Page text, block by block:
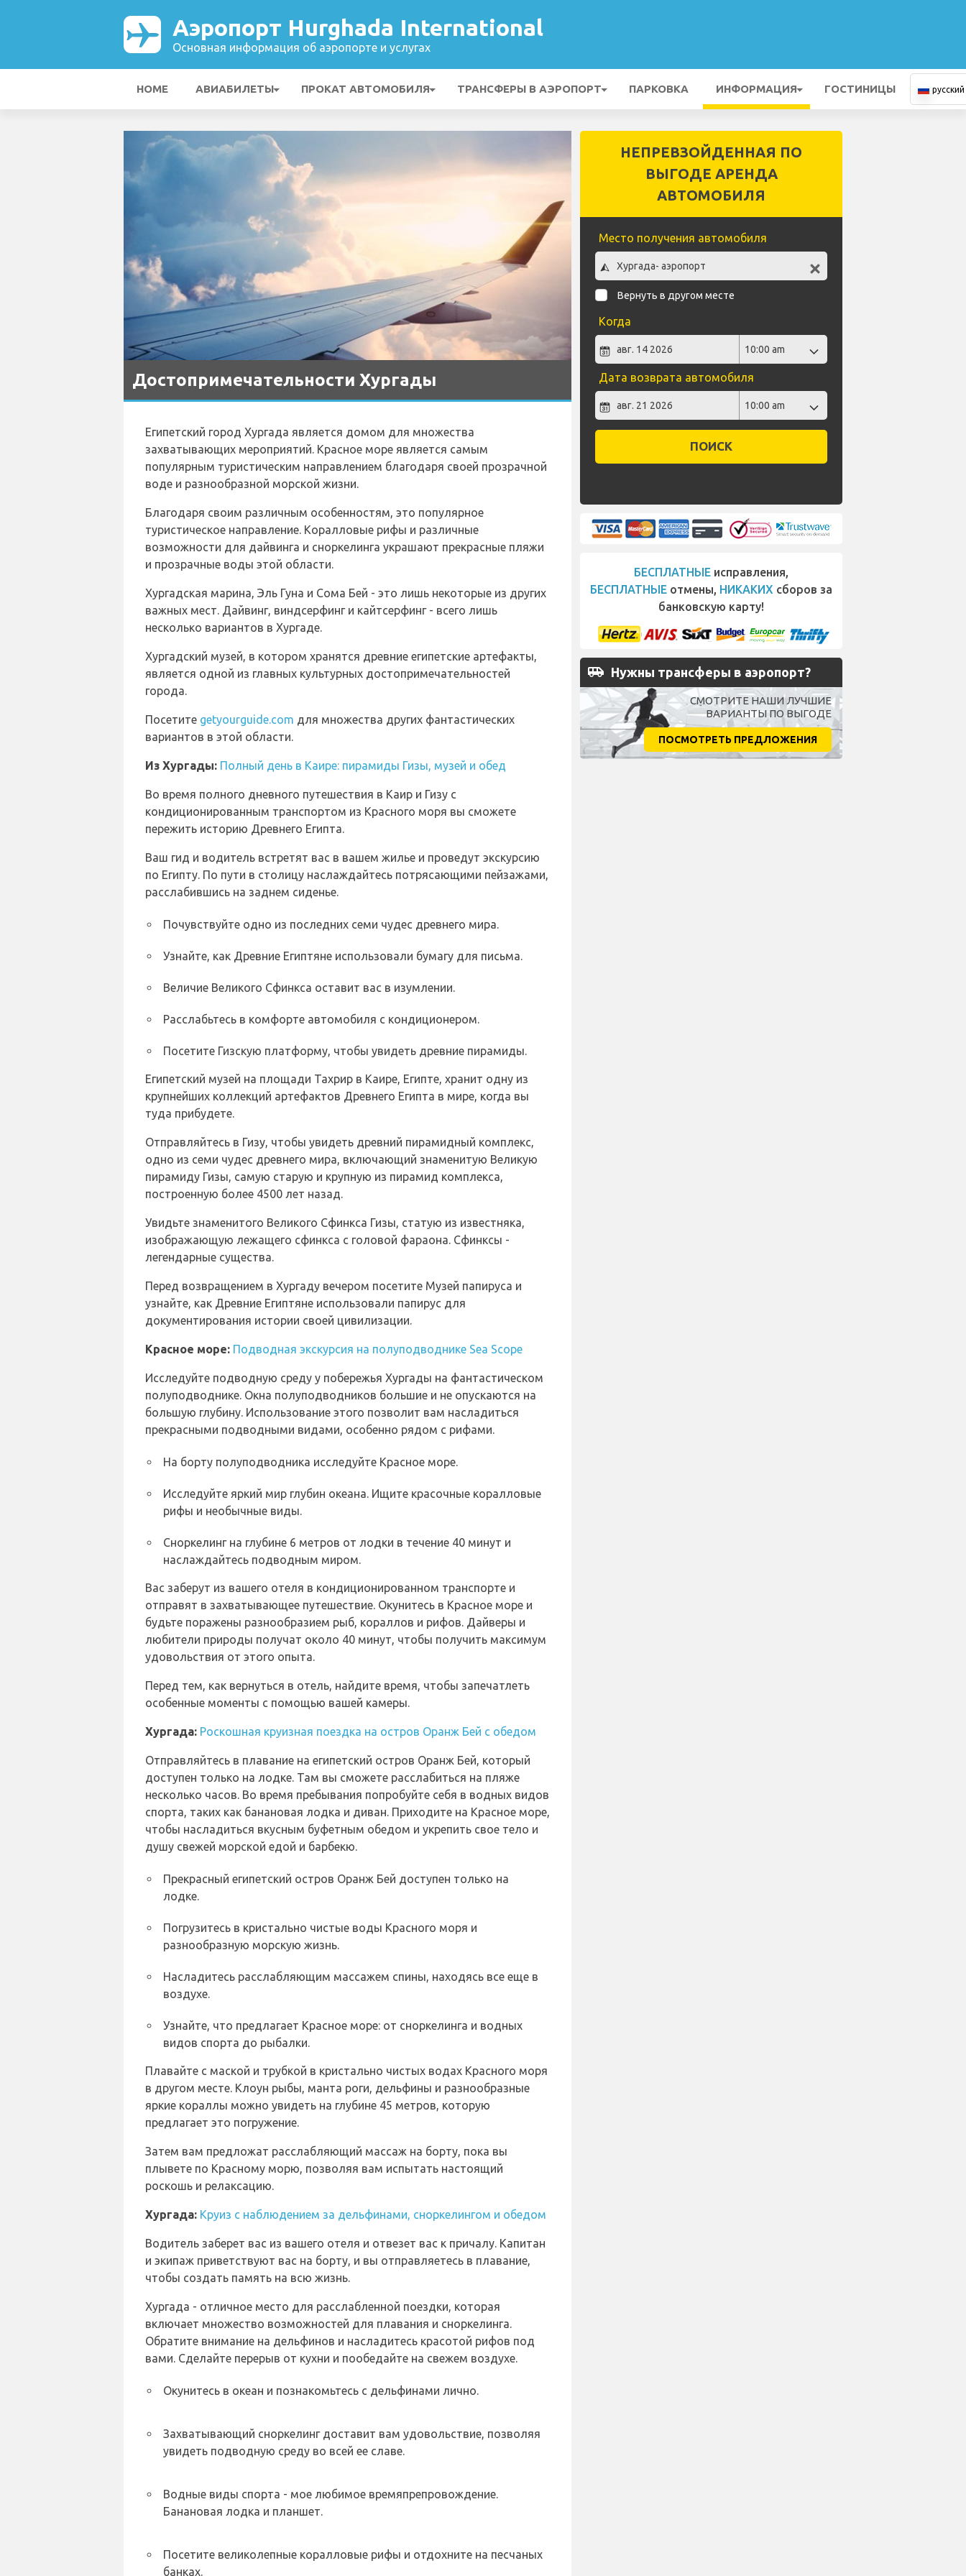
Аэропорт Hurghada International
Основная информация об аэропорте и услугах
HOME АВИАБИЛЕТЫ ПРОКАТ АВТОМОБИЛЯ ТРАНСФЕРЫ В АЭРОПОРТ ПАРКОВКА ИНФОРМАЦИЯ ГОСТИНИЦЫ русский
Достопримечательности Хургады
Египетский город Хургада является домом для множества
захватывающих мероприятий. Красное море является самым
популярным туристическим направлением благодаря своей прозрачной
воде и разнообразной морской жизни.
Благодаря своим различным особенностям, это популярное
туристическое направление. Коралловые рифы и различные
возможности для дайвинга и сноркелинга украшают прекрасные пляжи
и прозрачные воды этой области.
Хургадская марина, Эль Гуна и Сома Бей - это лишь некоторые из других
важных мест. Дайвинг, виндсерфинг и кайтсерфинг - всего лишь
несколько вариантов в Хургаде.
Хургадский музей, в котором хранятся древние египетские артефакты,
является одной из главных культурных достопримечательностей
города.
Посетите getyourguide.com для множества других фантастических
вариантов в этой области.
Из Хургады: Полный день в Каире: пирамиды Гизы, музей и обед
Во время полного дневного путешествия в Каир и Гизу с
кондиционированным транспортом из Красного моря вы сможете
пережить историю Древнего Египта.
Ваш гид и водитель встретят вас в вашем жилье и проведут экскурсию
по Египту. По пути в столицу наслаждайтесь потрясающими пейзажами,
расслабившись на заднем сиденье.
Почувствуйте одно из последних семи чудес древнего мира.
Узнайте, как Древние Египтяне использовали бумагу для письма.
Величие Великого Сфинкса оставит вас в изумлении.
Расслабьтесь в комфорте автомобиля с кондиционером.
Посетите Гизскую платформу, чтобы увидеть древние пирамиды.
Египетский музей на площади Тахрир в Каире, Египте, хранит одну из
крупнейших коллекций артефактов Древнего Египта в мире, когда вы
туда прибудете.
Отправляйтесь в Гизу, чтобы увидеть древний пирамидный комплекс,
одно из семи чудес древнего мира, включающий знаменитую Великую
пирамиду Гизы, самую старую и крупную из пирамид комплекса,
построенную более 4500 лет назад.
Увидьте знаменитого Великого Сфинкса Гизы, статую из известняка,
изображающую лежащего сфинкса с головой фараона. Сфинксы -
легендарные существа.
Перед возвращением в Хургаду вечером посетите Музей папируса и
узнайте, как Древние Египтяне использовали папирус для
документирования истории своей цивилизации.
Красное море: Подводная экскурсия на полуподводнике Sea Scope
Исследуйте подводную среду у побережья Хургады на фантастическом
полуподводнике. Окна полуподводников большие и не опускаются на
большую глубину. Использование этого позволит вам насладиться
прекрасными подводными видами, особенно рядом с рифами.
На борту полуподводника исследуйте Красное море.
Исследуйте яркий мир глубин океана. Ищите красочные коралловые
рифы и необычные виды.
Сноркелинг на глубине 6 метров от лодки в течение 40 минут и
наслаждайтесь подводным миром.
Вас заберут из вашего отеля в кондиционированном транспорте и
отправят в захватывающее путешествие. Окунитесь в Красное море и
будьте поражены разнообразием рыб, кораллов и рифов. Дайверы и
любители природы получат около 40 минут, чтобы получить максимум
удовольствия от этого опыта.
Перед тем, как вернуться в отель, найдите время, чтобы запечатлеть
особенные моменты с помощью вашей камеры.
Хургада: Роскошная круизная поездка на остров Оранж Бей с обедом
Отправляйтесь в плавание на египетский остров Оранж Бей, который
доступен только на лодке. Там вы сможете расслабиться на пляже
несколько часов. Во время пребывания попробуйте себя в водных видов
спорта, таких как банановая лодка и диван. Приходите на Красное море,
чтобы насладиться вкусным буфетным обедом и укрепить свое тело и
душу свежей морской едой и барбекю.
Прекрасный египетский остров Оранж Бей доступен только на
лодке.
Погрузитесь в кристально чистые воды Красного моря и
разнообразную морскую жизнь.
Насладитесь расслабляющим массажем спины, находясь все еще в
воздухе.
Узнайте, что предлагает Красное море: от сноркелинга и водных
видов спорта до рыбалки.
Плавайте с маской и трубкой в кристально чистых водах Красного моря
в другом месте. Клоун рыбы, манта роги, дельфины и разнообразные
яркие кораллы можно увидеть на глубине 45 метров, которую
предлагает это погружение.
Затем вам предложат расслабляющий массаж на борту, пока вы
плывете по Красному морю, позволяя вам испытать настоящий
роскошь и релаксацию.
Хургада: Круиз с наблюдением за дельфинами, сноркелингом и обедом
Водитель заберет вас из вашего отеля и отвезет вас к причалу. Капитан
и экипаж приветствуют вас на борту, и вы отправляетесь в плавание,
чтобы создать память на всю жизнь.
Хургада - отличное место для расслабленной поездки, которая
включает множество возможностей для плавания и сноркелинга.
Обратите внимание на дельфинов и насладитесь красотой рифов под
вами. Сделайте перерыв от кухни и пообедайте на свежем воздухе.
Окунитесь в океан и познакомьтесь с дельфинами лично.
Захватывающий сноркелинг доставит вам удовольствие, позволяя
увидеть подводную среду во всей ее славе.
Водные виды спорта - мое любимое времяпрепровождение.
Банановая лодка и планшет.
Посетите великолепные коралловые рифы и отдохните на песчаных
банках.
НЕПРЕВЗОЙДЕННАЯ ПО
ВЫГОДЕ АРЕНДА
АВТОМОБИЛЯ
Место получения автомобиля
Вернуть в другом месте
Когда
Дата возврата автомобиля
ПОИСК
БЕСПЛАТНЫЕ исправления,
БЕСПЛАТНЫЕ отмены, НИКАКИХ сборов за
банковскую карту!
airport_shuttle Нужны трансферы в аэропорт?
СМОТРИТЕ НАШИ ЛУЧШИЕ
ВАРИАНТЫ ПО ВЫГОДЕ
ПОСМОТРЕТЬ ПРЕДЛОЖЕНИЯ